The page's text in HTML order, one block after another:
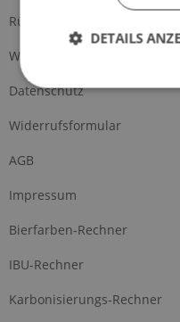
Rückgabe
Widerrufsrecht
Datenschutz
Widerrufsformular
AGB
Impressum
Bierfarben-Rechner
IBU-Rechner
Karbonisierungs-Rechner
DETAILS